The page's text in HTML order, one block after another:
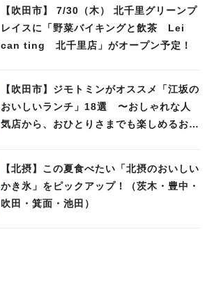
【吹田市】 7/30（木） 北千里グリーンプ
レイスに「野菜バイキングと飲茶 Lei
can ting 北千里店」がオープン予定！
【吹田市】ジモトミンがオススメ「江坂の
おいしいランチ」18選 〜おしゃれな人
気店から、おひとりさまでも楽しめるお店
【北摂】この夏食べたい「北摂のおいしい
かき氷」をピックアップ！（茨木・豊中・
吹田・箕面・池田）